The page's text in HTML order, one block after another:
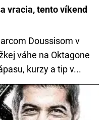
vracia, tento víkend
Doussisom v
váhe na Oktagone
kurzy a tip v...